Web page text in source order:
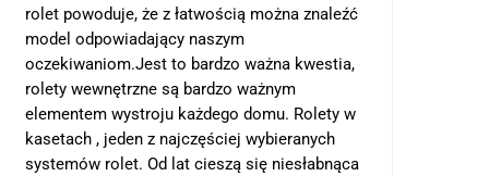
rolet powoduje, że z łatwością można znaleźć
model odpowiadający naszym
oczekiwaniom.Jest to bardzo ważna kwestia,
rolety wewnętrzne są bardzo ważnym
elementem wystroju każdego domu. Rolety w
kasetach , jeden z najczęściej wybieranych
systemów rolet. Od lat cieszą się niesłabnąca